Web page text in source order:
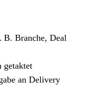
B. Branche, Deal
an Delivery